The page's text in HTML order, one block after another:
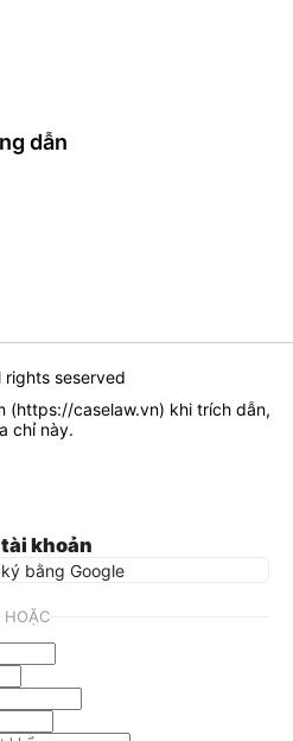
dẫn
seserved
(https://caselaw.vn) khi trích dẫn,
chỉ này.
tài khoản
bằng Google
HOẶC